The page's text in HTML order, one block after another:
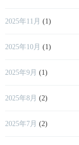
2025年11月 (1)
2025年10月 (1)
2025年9月 (1)
2025年8月 (2)
2025年7月 (2)